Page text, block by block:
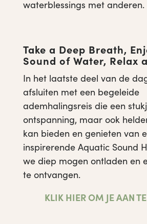
waterblessings met anderen.
Take a Deep Breath,
Sound of Water, Relax
In het laatste deel van de
afsluiten met een begeleide
ademhalingsreis die een
ontspanning, maar ook
kan bieden en genieten van
inspirerende Aquatic Sound
we diep mogen ontladen en
te ontvangen.
KLIK HIER OM JE AAN